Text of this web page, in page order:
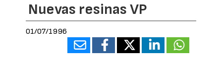
Nuevas resinas VP
01/07/1996